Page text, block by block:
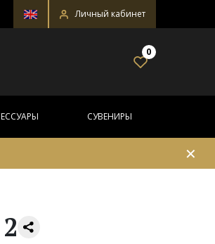
Личный кабинет
0
СУВЕНИРЫ
✕